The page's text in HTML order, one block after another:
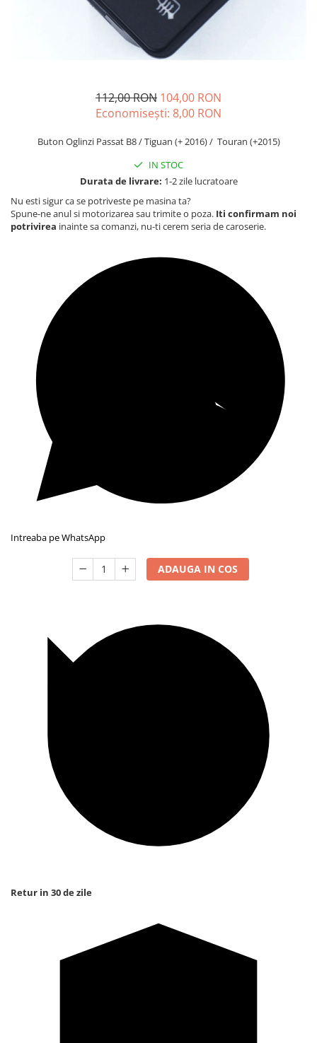
Accesorii Electronice Auto
Accesorii pentru Roti si Anvelope
112,00 RON 104,00 RON
Economisești: 8,00 RON
Buton Oglinzi Passat B8 / Tiguan (+ 2016) / Touran (+2015)
IN STOC
Durata de livrare: 1-2 zile lucratoare
Nu esti sigur ca se potriveste pe masina ta?
Spune-ne anul si motorizarea sau trimite o poza. Iti confirmam noi
potrivirea inainte sa comanzi, nu-ti cerem seria de caroserie.
Intreaba pe WhatsApp
ADAUGA IN COS
Retur in 30 de zile